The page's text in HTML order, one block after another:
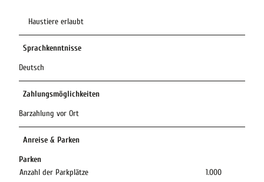
Haustiere erlaubt
Sprachkenntnisse
Deutsch
Zahlungsmöglichkeiten
Barzahlung vor Ort
Anreise & Parken
Parken
Anzahl der Parkplätze
1.000